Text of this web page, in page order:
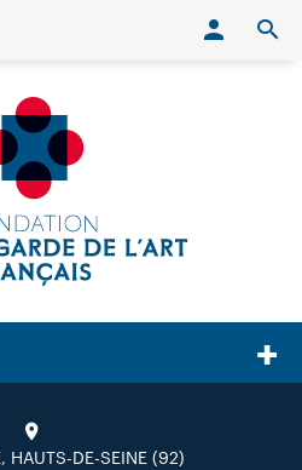
HAUTS-DE-SEINE (92)